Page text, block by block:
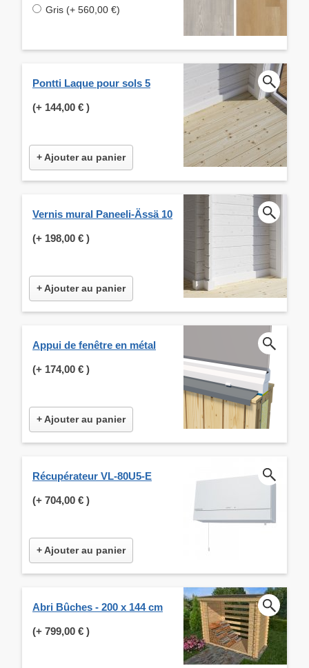
Gris (+ 560,00 €)
Pontti Laque pour sols 5
(+ 144,00 € )
+ Ajouter au panier
Vernis mural Paneeli-Ässä 10
(+ 198,00 € )
+ Ajouter au panier
Appui de fenêtre en métal
(+ 174,00 € )
+ Ajouter au panier
Récupérateur VL-80U5-E
(+ 704,00 € )
+ Ajouter au panier
Abri Bûches - 200 x 144 cm
(+ 799,00 € )